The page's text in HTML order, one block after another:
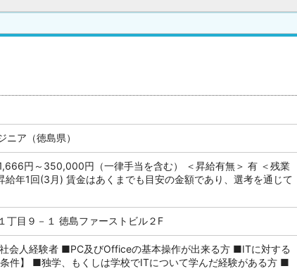
ア（徳島県）
円～350,000円（一律手当を含む） ＜昇給有無＞ 有 ＜残業
給年1回(3月) 賃金はあくまでも目安の金額であり、選考を通じて
丁目９－１ 徳島ファーストビル２F
会人経験者 ■PC及びOfficeの基本操作が出来る方 ■ITに対する
件】 ■独学、もくしは学校でITについて学んだ経験がある方 ■